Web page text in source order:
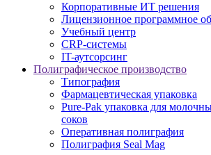
Корпоративные ИТ решения
Лицензионное программное
Учебный центр
CRP-системы
IT-аутсорсинг
Полиграфическое производство
Типография
Фармацевтическая упаковка
Pure-Pak упаковка для
соков
Оперативная полиграфия
Полиграфия Seal Mag